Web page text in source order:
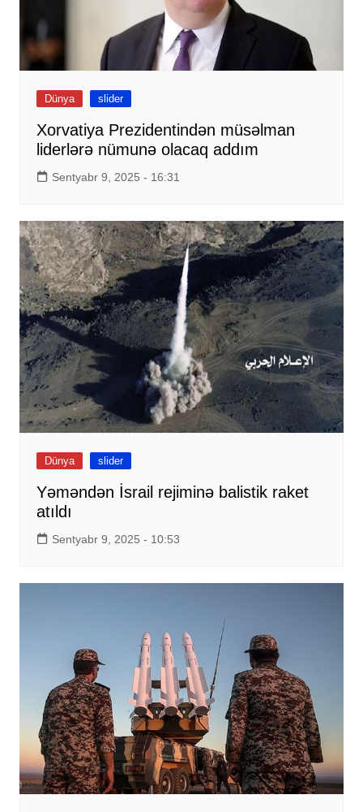
Dünya slider
Xorvatiya Prezidentindən müsəlman
liderlərə nümunə olacaq addım
Sentyabr 9, 2025 - 16:31
Dünya slider
Yəməndən İsrail rejiminə balistik raket
atıldı
Sentyabr 9, 2025 - 10:53